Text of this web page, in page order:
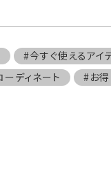
#今すぐ使えるアイテ
ディネート
#お得